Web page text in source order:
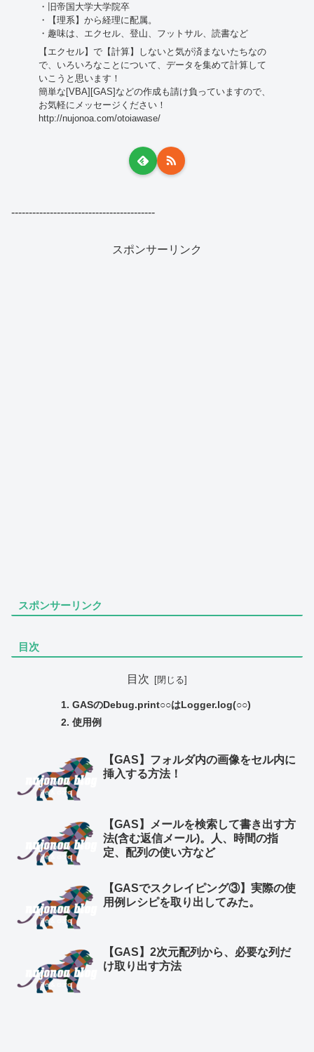
・旧帝国大学大学院卒
・【理系】から経理に配属。
・趣味は、エクセル、登山、フットサル、読書など
【エクセル】で【計算】しないと気が済まないたちなの
で、いろいろなことについて、データを集めて計算して
いこうと思います！
簡単な[VBA][GAS]などの作成も請け負っていますので、
お気軽にメッセージください！
http://nujonoa.com/otoiawase/
-----------------------------------------
スポンサーリンク
スポンサーリンク
目次
目次
GASのDebug.print○○はLogger.log(○○)
使用例
【GAS】フォルダ内の画像をセル内に
挿入する方法！
【GAS】メールを検索して書き出す方
法(含む返信メール)。人、時間の指
定、配列の使い方など
【GASでスクレイピング③】実際の使
用例レシピを取り出してみた。
【GAS】2次元配列から、必要な列だ
け取り出す方法